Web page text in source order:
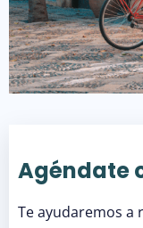
Agéndate
Te ayudaremos